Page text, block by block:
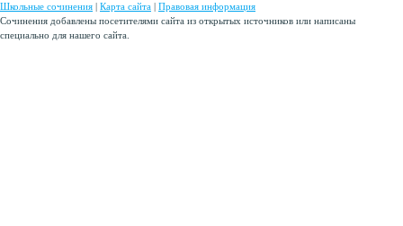
Школьные сочинения | Карта сайта | Правовая информация
Сочинения добавлены посетителями сайта из открытых источников или написаны
специально для нашего сайта.